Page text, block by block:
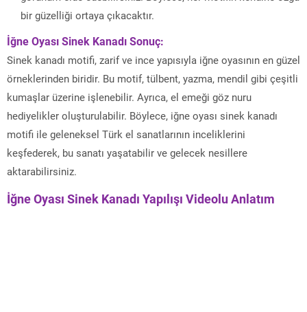
bir güzelliği ortaya çıkacaktır.
İğne Oyası Sinek Kanadı Sonuç:
Sinek kanadı motifi, zarif ve ince yapısıyla iğne oyasının en güzel
örneklerinden biridir. Bu motif, tülbent, yazma, mendil gibi çeşitli
kumaşlar üzerine işlenebilir. Ayrıca, el emeği göz nuru
hediyelikler oluşturulabilir. Böylece, iğne oyası sinek kanadı
motifi ile geleneksel Türk el sanatlarının inceliklerini
keşfederek, bu sanatı yaşatabilir ve gelecek nesillere
aktarabilirsiniz.
İğne Oyası Sinek Kanadı Yapılışı Videolu Anlatım